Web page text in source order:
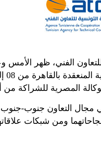
للتعاون الفني، ظهر
المنعقدة بالقاهرة من 08
المصرية للشراكة من
في مجال التعاون جنوب-
ومن شبكات